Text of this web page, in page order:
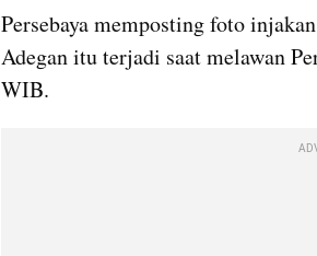
Persebaya memposting foto
Adegan itu terjadi saat melawan
WIB.